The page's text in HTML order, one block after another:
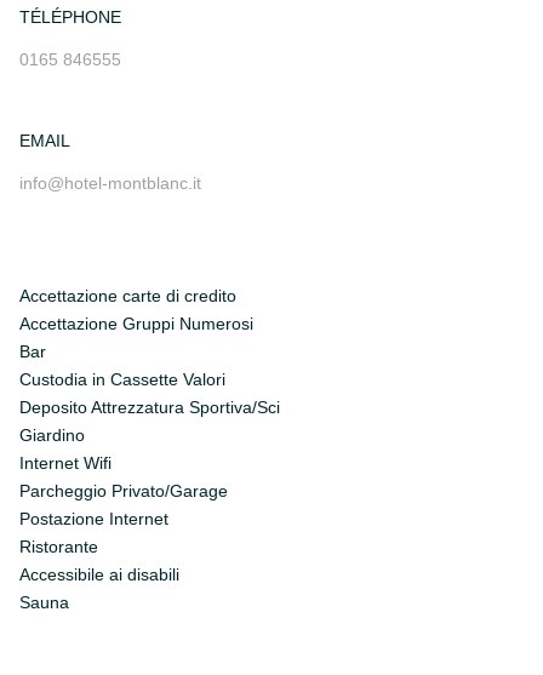
TÉLÉPHONE
0165 846555
EMAIL
info@hotel-montblanc.it
Accettazione carte di credito
Accettazione Gruppi Numerosi
Bar
Custodia in Cassette Valori
Deposito Attrezzatura Sportiva/Sci
Giardino
Internet Wifi
Parcheggio Privato/Garage
Postazione Internet
Ristorante
Accessibile ai disabili
Sauna